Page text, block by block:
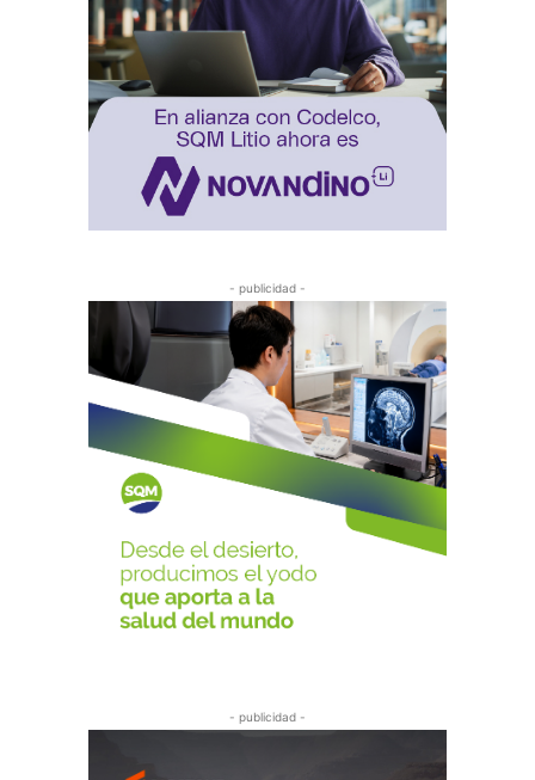
- publicidad -
- publicidad -